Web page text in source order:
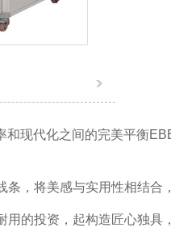
和现代化之间的完美平衡
条，将美感与实用性相结合
用的投资，起构造匠心独